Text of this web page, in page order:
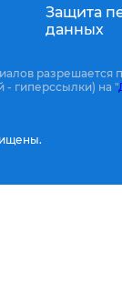
Защита
данных
разрешается
- гиперссылки) на "